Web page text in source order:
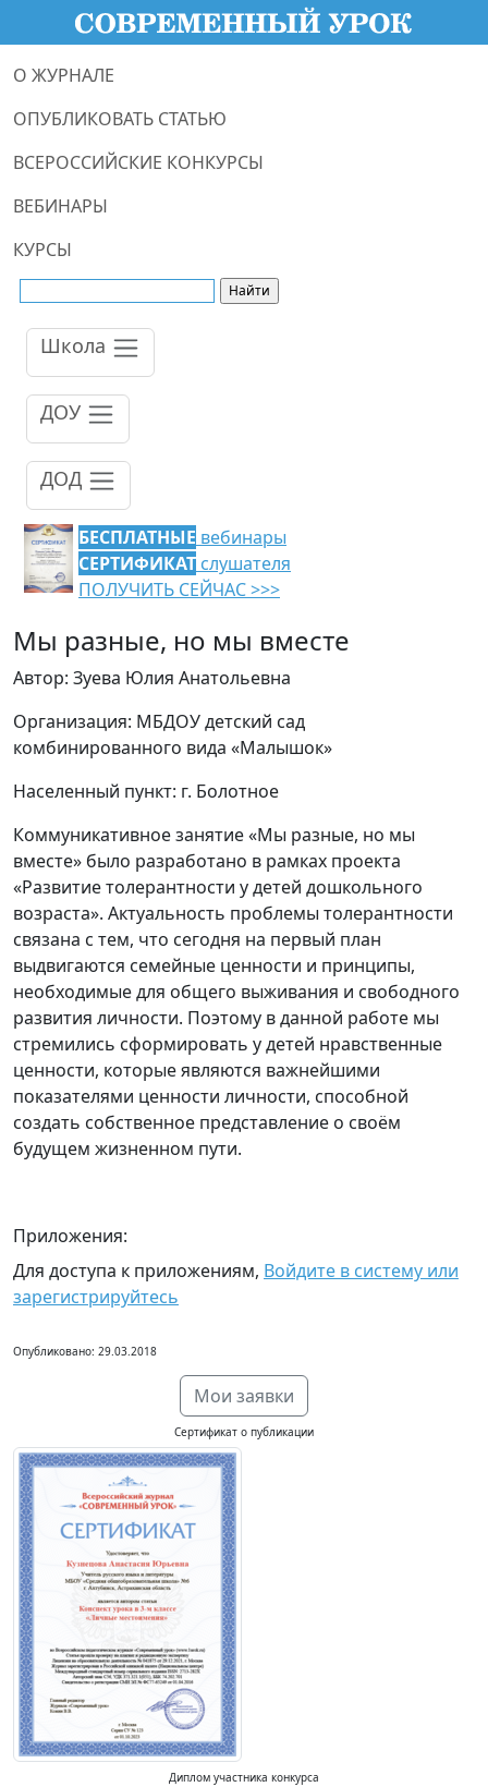
О ЖУРНАЛЕ
ОПУБЛИКОВАТЬ СТАТЬЮ
ВСЕРОССИЙСКИЕ КОНКУРСЫ
ВЕБИНАРЫ
КУРСЫ
Школа
ДОУ
ДОД
БЕСПЛАТНЫЕ вебинары
СЕРТИФИКАТ слушателя
ПОЛУЧИТЬ СЕЙЧАС >>>
Мы разные, но мы вместе
Автор: Зуева Юлия Анатольевна
Организация: МБДОУ детский сад
комбинированного вида «Малышок»
Населенный пункт: г. Болотное
Коммуникативное занятие «Мы разные, но мы
вместе» было разработано в рамках проекта
«Развитие толерантности у детей дошкольного
возраста». Актуальность проблемы толерантности
связана с тем, что сегодня на первый план
выдвигаются семейные ценности и принципы,
необходимые для общего выживания и свободного
развития личности. Поэтому в данной работе мы
стремились сформировать у детей нравственные
ценности, которые являются важнейшими
показателями ценности личности, способной
создать собственное представление о своём
будущем жизненном пути.
Приложения:
Для доступа к приложениям, Войдите в систему или
зарегистрируйтесь
Опубликовано: 29.03.2018
Мои заявки
Сертификат о публикации
Диплом участника конкурса